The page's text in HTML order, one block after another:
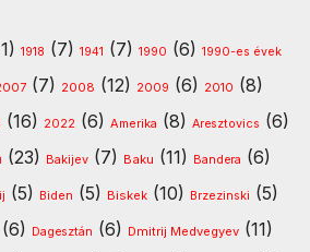
1918 (7) 1941 (7) 1990 (6) 1990-es évek
(7) 2008 (12) 2009 (6) 2010 (8)
(16) 2022 (6) Amerika (8) Aresztovics (6)
(23) Bakijev (7) Baku (11) Bandera (6)
(5) Biden (5) Biskek (10) Brzezinski (5)
(6) Dagesztán (6) Dmitrij Medvegyev (11)